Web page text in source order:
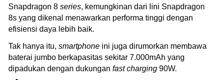
Snapdragon 8 series, kemungkinan dari lini Snapdragon
8s yang dikenal menawarkan performa tinggi dengan
efisiensi daya lebih baik.
Tak hanya itu, smartphone ini juga dirumorkan membawa
baterai jumbo berkapasitas sekitar 7.000mAh yang
dipadukan dengan dukungan fast charging 90W.